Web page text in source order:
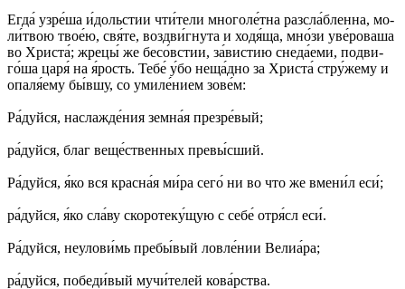
Ег­да́ узре́­ша и́дольс­тии чти́­те­ли мно­го­ле́т­на раз­сла́б­лен­на, мо­
ли́т­вою твое́ю, свя́­те, воз­дви́г­ну­та и хо­дя́­ща, мно́­зи уве́­ро­ва­ша
во Хри­ста́; жре­цы́ же бе­со́в­стии, за́­вис­тию сне­да́­еми, по­дви­
го́ша ца­ря́ на я́рость. Те­бе́ у́бо не­ща́д­но за Хри­ста́ стру́­же­му и
опа­ля́е­му бы́в­шу, со уми­ле́­нием зо­ве́м:
Ра́­дуй­ся, на­слаж­де́­ния зем­на́я пре­зре́­вый;
ра́­дуй­ся, благ ве­ще́ст­вен­ных пре­вы́с­ший.
Ра́­дуй­ся, я́ко вся крас­на́я ми́­ра се­го́ ни во что же вме­ни́л еси́;
ра́­дуй­ся, я́ко сла́­ву ско­ро­те­ку́­щую с се­бе́ отря́сл еси́.
Ра́­дуй­ся, не­уло­ви́мь пре­бы́­вый лов­ле́­нии Ве­лиа́­ра;
ра́­дуй­ся, по­бе­ди́­вый му­чи́­те­лей ко­ва́р­ства.